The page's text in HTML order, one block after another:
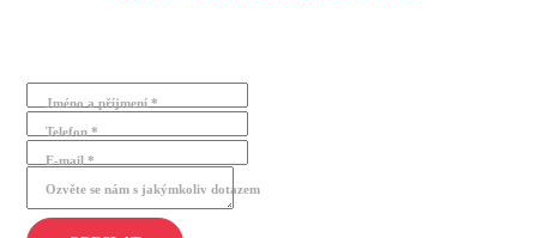
Jméno a příjmení *
Telefon *
E-mail *
Ozvěte se nám s jakýmkoliv dotazem